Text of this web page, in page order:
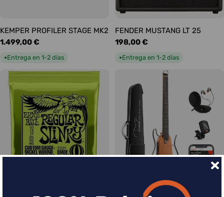
KEMPER PROFILER STAGE MK2
Precio
habitual
1.499,00 €
●Entrega en 1-2 días
FENDER MUSTANG LT 25
Precio
habitual
198,00 €
●Entrega en 1-2 días
DONNER HUSH-I Silent Guitar